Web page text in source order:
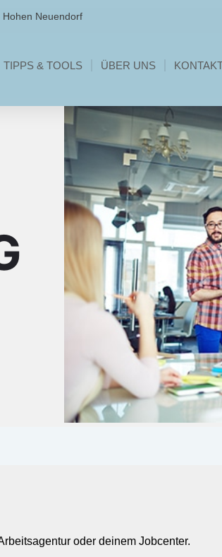
Hohen Neuendorf
TIPPS & TOOLS ÜBER UNS
oder deinem Jobcenter.